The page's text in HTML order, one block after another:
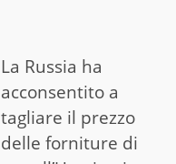
La Russia ha
acconsentito a
tagliare il prezzo
delle forniture di